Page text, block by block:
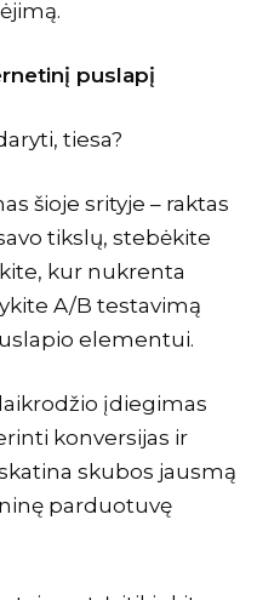
puslapį
tiesa?
šioje srityje – raktas
tikslų, stebėkite
kur nukrenta
A/B testavimą
elementui.
įdiegimas
konversijas ir
skubos jausmą
parduotuvę